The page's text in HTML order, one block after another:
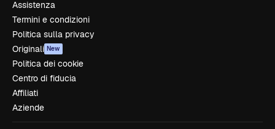
Assistenza
Termini e condizioni
Politica sulla privacy
Originali New
Politica dei cookie
Centro di fiducia
Affiliati
Aziende